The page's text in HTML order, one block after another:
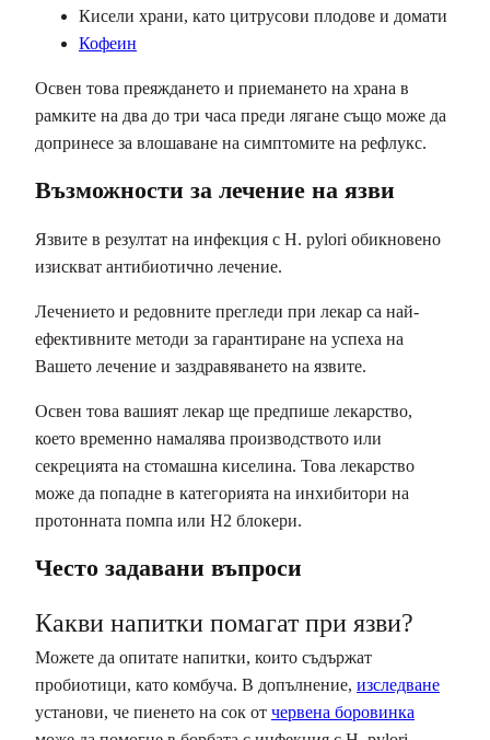
Кисели храни, като цитрусови плодове и домати
Кофеин
Освен това преяждането и приемането на храна в
рамките на два до три часа преди лягане също може да
допринесе за влошаване на симптомите на рефлукс.
Възможности за лечение на язви
Язвите в резултат на инфекция с H. pylori обикновено
изискват антибиотично лечение.
Лечението и редовните прегледи при лекар са най-
ефективните методи за гарантиране на успеха на
Вашето лечение и заздравяването на язвите.
Освен това вашият лекар ще предпише лекарство,
което временно намалява производството или
секрецията на стомашна киселина. Това лекарство
може да попадне в категорията на инхибитори на
протонната помпа или H2 блокери.
Често задавани въпроси
Какви напитки помагат при язви?
Можете да опитате напитки, които съдържат
пробиотици, като комбуча. В допълнение, изследване
установи, че пиенето на сок от червена боровинка